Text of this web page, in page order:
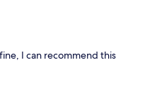
I can recommend this